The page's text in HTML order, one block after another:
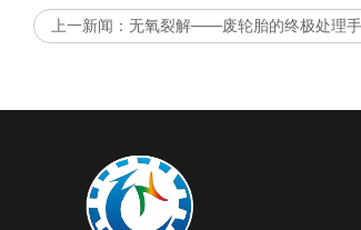
上一新闻： 无氧裂解——废轮胎的终极处理手